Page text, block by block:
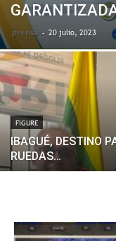
prensa - 20 julio, 2023
FIGURE
IBAGUÉ, DESTINO
RUEDAS…